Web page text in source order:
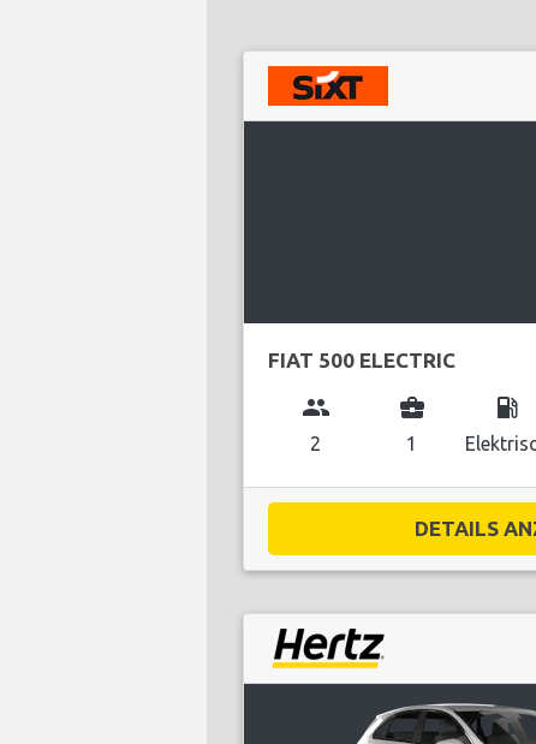
FIAT 500 ELECTRIC
group
2
business_center
1
local_gas_station
DETAILS